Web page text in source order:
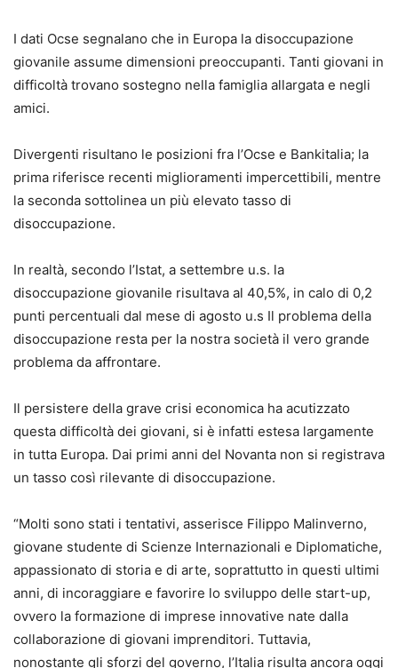
I dati Ocse segnalano che in Europa la disoccupazione
giovanile assume dimensioni preoccupanti. Tanti giovani in
difficoltà trovano sostegno nella famiglia allargata e negli
amici.
Divergenti risultano le posizioni fra l’Ocse e Bankitalia; la
prima riferisce recenti miglioramenti impercettibili, mentre
la seconda sottolinea un più elevato tasso di
disoccupazione.
In realtà, secondo l’Istat, a settembre u.s. la
disoccupazione giovanile risultava al 40,5%, in calo di 0,2
punti percentuali dal mese di agosto u.s Il problema della
disoccupazione resta per la nostra società il vero grande
problema da affrontare.
Il persistere della grave crisi economica ha acutizzato
questa difficoltà dei giovani, si è infatti estesa largamente
in tutta Europa. Dai primi anni del Novanta non si registrava
un tasso così rilevante di disoccupazione.
“Molti sono stati i tentativi, asserisce Filippo Malinverno,
giovane studente di Scienze Internazionali e Diplomatiche,
appassionato di storia e di arte, soprattutto in questi ultimi
anni, di incoraggiare e favorire lo sviluppo delle start-up,
ovvero la formazione di imprese innovative nate dalla
collaborazione di giovani imprenditori. Tuttavia,
nonostante gli sforzi del governo, l’Italia risulta ancora oggi